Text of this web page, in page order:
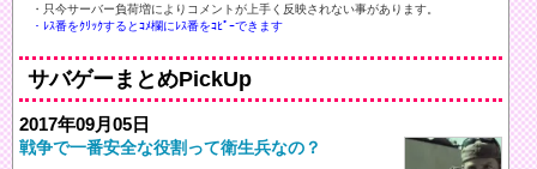
・只今サーバー負荷増によりコメントが上手く反映されない事があります。
・ﾚｽ番をｸﾘｯｸするとｺﾒ欄にﾚｽ番をｺﾋﾟｰできます
サバゲーまとめPickUp
2017年09月05日
戦争で一番安全な役割って衛生兵なの？